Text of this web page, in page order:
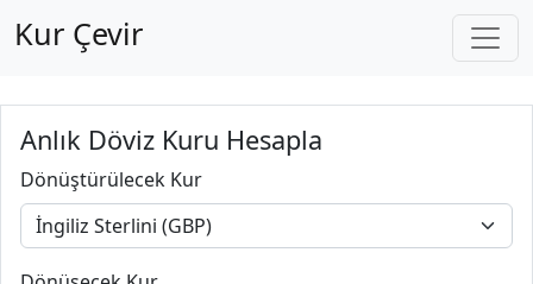
Kur Çevir
Anlık Döviz Kuru Hesapla
Dönüştürülecek Kur